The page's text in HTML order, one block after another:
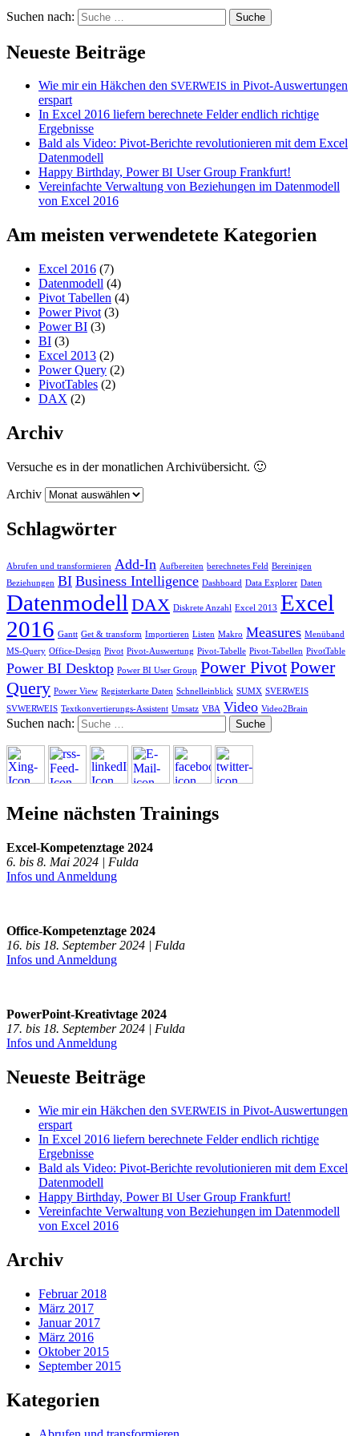
Suchen nach:
Neueste Beiträge
Wie mir ein Häkchen den SVERWEIS in Pivot-Auswertungen
erspart
In Excel 2016 liefern berechnete Felder endlich richtige
Ergebnisse
Bald als Video: Pivot-Berichte revolutionieren mit dem Excel
Datenmodell
Happy Birthday, PowerBI User Group Frankfurt!
Vereinfachte Verwaltung von Beziehungen im Datenmodell
von Excel 2016
Am meisten verwendetete Kategorien
Excel 2016 (7)
Datenmodell (4)
Pivot Tabellen (4)
Power Pivot (3)
Power BI (3)
BI (3)
Excel 2013 (2)
Power Query (2)
PivotTables (2)
DAX (2)
Archiv
Versuche es in der monatlichen Archivübersicht. 🙂
Archiv
Schlagwörter
Abrufen und transformieren Add-In Aufbereiten berechnetes Feld Bereinigen
Beziehungen BI Business Intelligence Dashboard Data Explorer Daten
Datenmodell DAX Diskrete Anzahl Excel 2013 Excel
2016 Gantt Get & transform Importieren Listen Makro Measures Menüband
MS-Query Office-Design Pivot Pivot-Auswertung Pivot-Tabelle Pivot-Tabellen PivotTable
Power BI Desktop Power BI User Group Power PivotPower
Query Power View Registerkarte Daten Schnelleinblick SUMX SVERWEIS
SVWERWEIS Textkonvertierungs-Assistent Umsatz VBA Video Video2Brain
Suchen nach:
Meine nächsten Trainings
Excel-Kompetenztage 2024
6. bis 8. Mai 2024 | Fulda
Infos und Anmeldung
Office-Kompetenztage 2024
16. bis 18. September 2024 | Fulda
Infos und Anmeldung
PowerPoint-Kreativtage 2024
17. bis 18. September 2024 | Fulda
Infos und Anmeldung
Neueste Beiträge
Wie mir ein Häkchen den SVERWEIS in Pivot-Auswertungen
erspart
In Excel 2016 liefern berechnete Felder endlich richtige
Ergebnisse
Bald als Video: Pivot-Berichte revolutionieren mit dem Excel
Datenmodell
Happy Birthday, PowerBI User Group Frankfurt!
Vereinfachte Verwaltung von Beziehungen im Datenmodell
von Excel 2016
Archiv
Februar 2018
März 2017
Januar 2017
März 2016
Oktober 2015
September 2015
Kategorien